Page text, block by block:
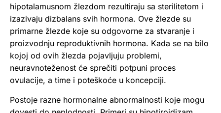
hipotalamusnom žlezdom rezultiraju sa sterilitetom i
izazivaju dizbalans svih hormona. Ove žlezde su
primarne žlezde koje su odgovorne za stvaranje i
proizvodnju reproduktivnih hormona. Kada se na bilo
kojoj od ovih žlezda pojavljuju problemi,
neuravnoteženost će sprečiti potpuni proces
ovulacije, a time i poteškoće u koncepciji.
Postoje razne hormonalne abnormalnosti koje mogu